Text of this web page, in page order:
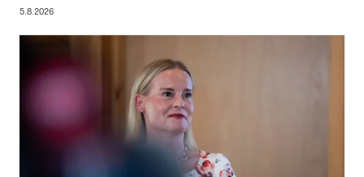
5.8.2026